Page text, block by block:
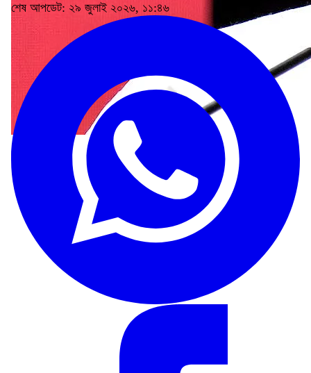
শেষ আপডেট: ২৯ জুলাই ২০২৬, ১১:৪৬